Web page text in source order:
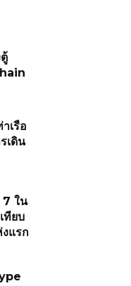
เรือ
เดิน
ใน
ทียบ
แรก